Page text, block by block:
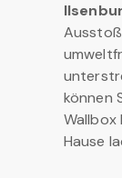
können
Wallbox
Hause